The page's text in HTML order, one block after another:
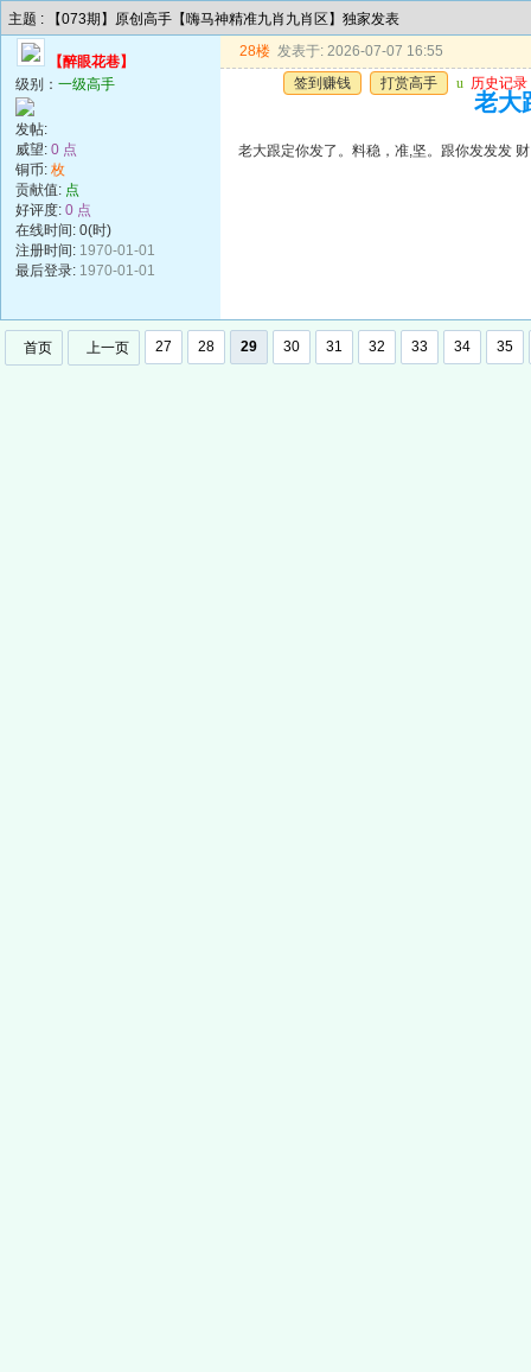
主题 : 【073期】原创高手【嗨马神精准九肖九肖区】独家发表
【醉眼花巷】
级别： 一级高手
发帖:
威望: 0 点
铜币: 枚
贡献值: 点
好评度: 0 点
在线时间: 0(时)
注册时间: 1970-01-01
最后登录: 1970-01-01
28楼 发表于: 2026-07-07 16:55
签到赚钱
打赏高手 u 历史记录
老大
老大跟定你发了。料稳，准,坚。跟你发发发 财
首页 上一页 27 28 29 30 31 32 33 34 35